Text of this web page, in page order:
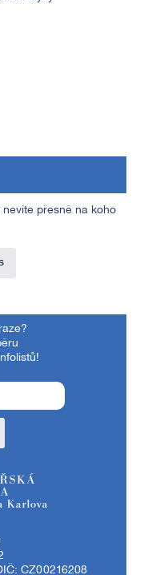
přesně na koho
CZ00216208